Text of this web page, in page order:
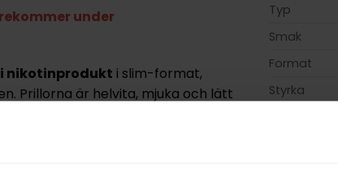
under
nikotinprodukt i slim-format,
Prillorna är helvita, mjuka och lätt
smak och nikotin. Formatet är
Typ
Smak
Format
Styrka